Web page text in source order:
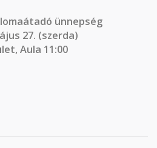
ünnepség
27. (szerda)
Aula 11:00